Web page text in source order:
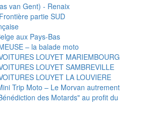
van Gent) - Renaix
partie SUD
aux Pays-Bas
– la balade moto
LOUYET MARIEMBOURG
LOUYET SAMBREVILLE
LOUYET LA LOUVIERE
Trip Moto – Le Morvan autrement
des Motards" au profit du